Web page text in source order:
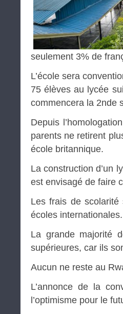
seulement 3% de
L’école sera
75 élèves au lycée
commencera la 2nde
Depuis
parents ne retirent
école britannique.
La construction d’un
est envisagé de faire
Les frais de
écoles internationales.
La grande majorité
supérieures, car ils
Aucun ne reste au
L’annonce de la
l’optimisme pour le